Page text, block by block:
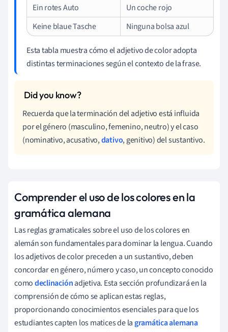
Ein rotes Auto
Un coche rojo
Keine blaue Tasche
Ninguna bolsa azul
Esta tabla muestra cómo el adjetivo de color adopta
distintas terminaciones según el contexto de la frase.
Recuerda que la terminación del adjetivo está influida
por el género (masculino, femenino, neutro) y el caso
(nominativo, acusativo,dativo, genitivo) del sustantivo.
Comprender el uso de los colores en la
gramática alemana
Las reglas gramaticales sobre el uso de los colores en
alemán son fundamentales para dominar la lengua. Cuando
los adjetivos de color preceden a un sustantivo, deben
concordar en género, número y caso, un concepto conocido
comodeclinaciónadjetiva. Esta sección profundizará en la
comprensión de cómo se aplican estas reglas,
proporcionando conocimientos esenciales para que los
estudiantes capten los matices de la gramática alemana